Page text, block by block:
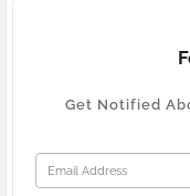
Get Notified